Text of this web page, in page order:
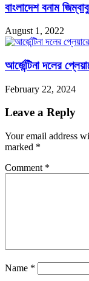
বাংলাদেশ বনাম
August 1, 2022
আর্জেন্টিনা দলের
February 22, 2024
Leave a Reply
Your email address
marked *
Comment *
Name *